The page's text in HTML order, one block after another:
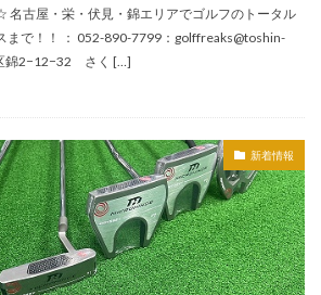
名古屋・栄・伏見・錦エリアでゴルフのトータル
まで！！ ： 052-890-7799：golffreaks@toshin-
錦2−12−32 さく […]
新着情報